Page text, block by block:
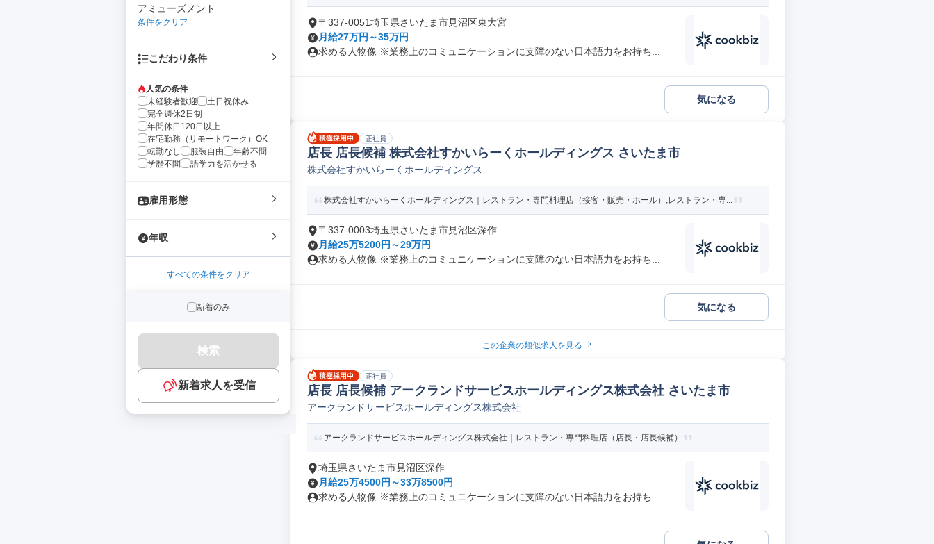
アミューズメント
条件をクリア
こだわり条件
人気の条件
未経験者歓迎
土日祝休み
完全週休2日制
年間休日120日以上
在宅勤務（リモートワーク）OK
転勤なし
服装自由
年齢不問
学歴不問
語学力を活かせる
雇用形態
年収
すべての条件をクリア
新着のみ
検索
新着求人を受信
〒337-0051埼玉県さいたま市見沼区東大宮
月給27万円～35万円
求める人物像 ※業務上のコミュニケーションに支障のない日本語力をお持ち...
気になる
正社員
店長 店長候補 株式会社すかいらーくホールディングス さいたま市
株式会社すかいらーくホールディングス
株式会社すかいらーくホールディングス｜レストラン・専門料理店（接客・販売・ホール）,レストラン・専...
〒337-0003埼玉県さいたま市見沼区深作
月給25万5200円～29万円
求める人物像 ※業務上のコミュニケーションに支障のない日本語力をお持ち...
気になる
この企業の類似求人を見る
正社員
店長 店長候補 アークランドサービスホールディングス株式会社 さいたま市
アークランドサービスホールディングス株式会社
アークランドサービスホールディングス株式会社｜レストラン・専門料理店（店長・店長候補）
埼玉県さいたま市見沼区深作
月給25万4500円～33万8500円
求める人物像 ※業務上のコミュニケーションに支障のない日本語力をお持ち...